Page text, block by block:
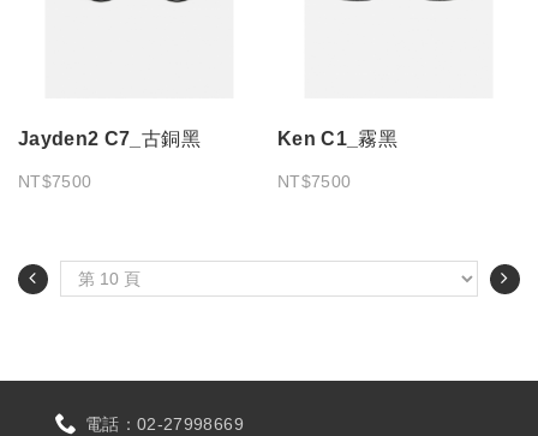
Jayden2 C7_古銅黑
NT$7500
Ken C1_霧黑
NT$7500
電話： 02-27998669